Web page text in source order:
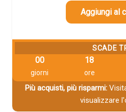
Aggiungi al
SCADE
00
giorni
18
ore
Più acquisti, più risparmi:
visualizzare